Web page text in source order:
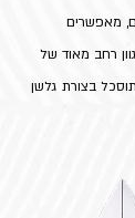
מאפשרים
למגוון רחב מאוד של
בצורת גלשן